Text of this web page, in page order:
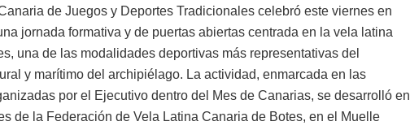
de Juegos y Deportes Tradicionales celebró este viernes en
jornada formativa y de puertas abiertas centrada en la vela latina
una de las modalidades deportivas más representativas del
y marítimo del archipiélago. La actividad, enmarcada en las
por el Ejecutivo dentro del Mes de Canarias, se desarrolló en
de la Federación de Vela Latina Canaria de Botes, en el Muelle